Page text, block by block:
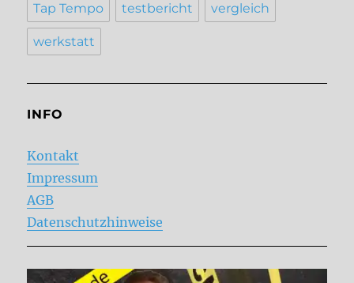
Tap Tempo testbericht vergleich
werkstatt
INFO
Kontakt
Impressum
AGB
Datenschutzhinweise